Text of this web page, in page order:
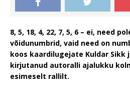
8, 5, 18, 4, 22, 7, 5, 6 – ei, need
võidunumbrid, vaid need on
koos kaardilugejate Kuldar Sikk
kirjutanud autoralli ajalukku
esimeselt rallilt.